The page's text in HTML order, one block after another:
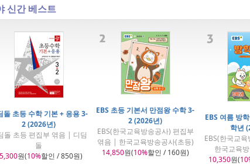
신간 베스트
돌 초등 수학 기본 + 응용 3-
2 (2026년)
돌 초등 편집부 엮음 | 디딤
돌
원(10%할인 / 850원)
EBS 초등 기본서 만점왕 수학 3-
2 (2026년)
EBS(한국교육방송공사) 편집부
엮음 | 한국교육방송공사(초등)
14,850원(10%할인 / 160원)
EBS 여름 방
학년
EBS(한국교
한국교육
10,350원(